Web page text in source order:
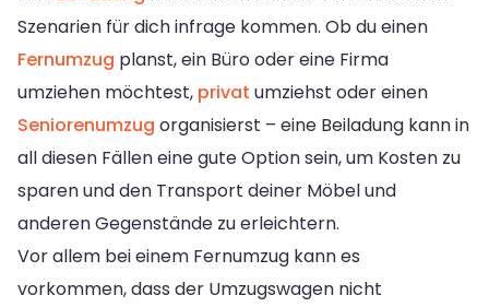
Szenarien für dich infrage kommen. Ob du einen
Fernumzug planst, ein Büro oder eine Firma
umziehen möchtest, privat umziehst oder einen
Seniorenumzug organisierst – eine Beiladung kann in
all diesen Fällen eine gute Option sein, um Kosten zu
sparen und den Transport deiner Möbel und
anderen Gegenstände zu erleichtern.
Vor allem bei einem Fernumzug kann es
vorkommen, dass der Umzugswagen nicht